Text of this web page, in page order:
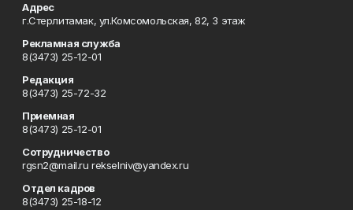
Адрес
г.Стерлитамак, ул.Комсомольская, 82, 3 этаж
Рекламная служба
8(3473) 25-12-01
Редакция
8(3473) 25-72-32
Приемная
8(3473) 25-12-01
Сотрудничество
rgsn2@mail.ru rekselniv@yandex.ru
Отдел кадров
8(3473) 25-18-12